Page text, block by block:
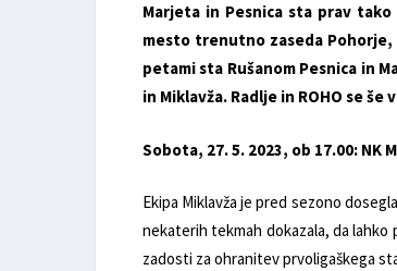
Marjeta in Pesnica sta prav
mesto trenutno zaseda
petami sta Rušanom Pesnica in
in Miklavža. Radlje in ROHO se
Sobota, 27. 5. 2023, ob 17.00: NK
Ekipa Miklavža je pred sezono
nekaterih tekmah dokazala, da
zadosti za ohranitev prvoligaškega